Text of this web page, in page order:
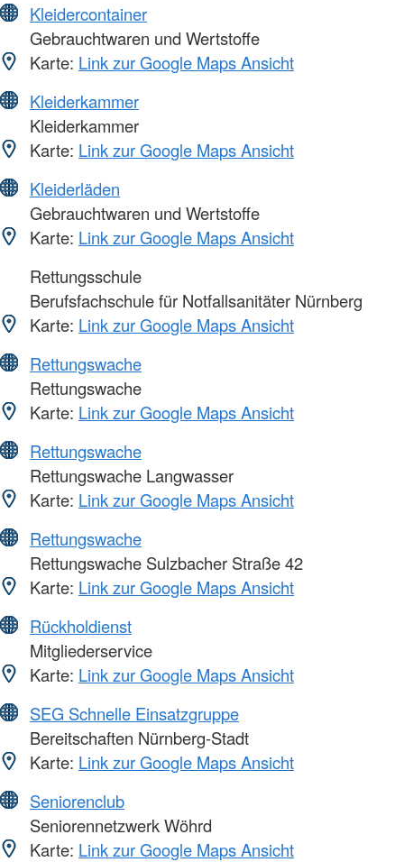
Kleidercontainer
Gebrauchtwaren und Wertstoffe
Karte: Link zur Google Maps Ansicht
Kleiderkammer
Kleiderkammer
Karte: Link zur Google Maps Ansicht
Kleiderläden
Gebrauchtwaren und Wertstoffe
Karte: Link zur Google Maps Ansicht
Rettungsschule
Berufsfachschule für Notfallsanitäter Nürnberg
Karte: Link zur Google Maps Ansicht
Rettungswache
Rettungswache
Karte: Link zur Google Maps Ansicht
Rettungswache
Rettungswache Langwasser
Karte: Link zur Google Maps Ansicht
Rettungswache
Rettungswache Sulzbacher Straße 42
Karte: Link zur Google Maps Ansicht
Rückholdienst
Mitgliederservice
Karte: Link zur Google Maps Ansicht
SEG Schnelle Einsatzgruppe
Bereitschaften Nürnberg-Stadt
Karte: Link zur Google Maps Ansicht
Seniorenclub
Seniorennetzwerk Wöhrd
Karte: Link zur Google Maps Ansicht